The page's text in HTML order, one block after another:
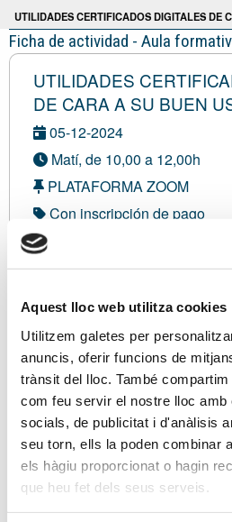
Aquest lloc web utilitza cookies
Utilitzem galetes per
anuncis, oferir funcions de
trànsit del lloc. També
com feu servir el nostre lloc amb
socials, de publicitat i d'anàlisis
seu torn, ells la poden combinar
els hàgiu proporcionat o hagin
que heu fet dels seus serveis.
UTILIDADES CERTIFICADOS DIGITALES DE
Ficha de actividad - Aula
UTILIDADES
DE CARA A SU BUEN
05-12-2024
Matí, de 10,00 a 12,00h
PLATAFORMA ZOOM
Con inscripción de pago
Modalidad virtual
No asociado:
75,00 €
Tarragona:25,00 €
Soy
Inscripción
Ponentes